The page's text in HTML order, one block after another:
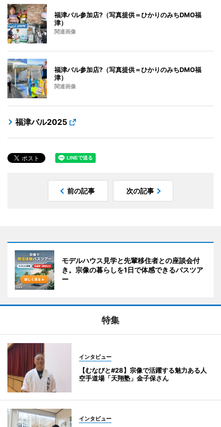
福津バル参加店?（写真提供＝ひかりのみちDMO福
津）
関連画像
福津バル参加店?（写真提供＝ひかりのみちDMO福
津）
関連画像
福津バル2025
前の記事 次の記事
モデルハウス見学と先輩移住者との座談会付
き。宗像の暮らしを1日で体感できるバスツア
ー
特集
インタビュー
【むなびと#28】宗像で活躍する魅力ある人
空手道場「天翔塾」金子保さん
インタビュー